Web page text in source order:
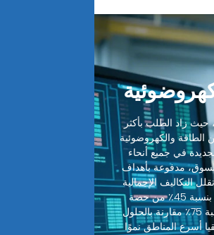
زاد الطلب بأكثر
الطاقة والكهروضوئية
الجديدة في جميع أنحاء
وأوروبا بنسبة 62٪ من حصة السوق، مدفوعة بأهداف
التكاليف الإجمالية
للنظام بنسبة 30-48٪. تليها منطقة آسيا والمحيط الهادئ بنسبة 45٪ من حصة
السوق، حيث قطعت التصاميم المعيارية أوقات التثبيت بنسبة 75٪ مقارنة بالحلول
أسرع المناطق نموًا